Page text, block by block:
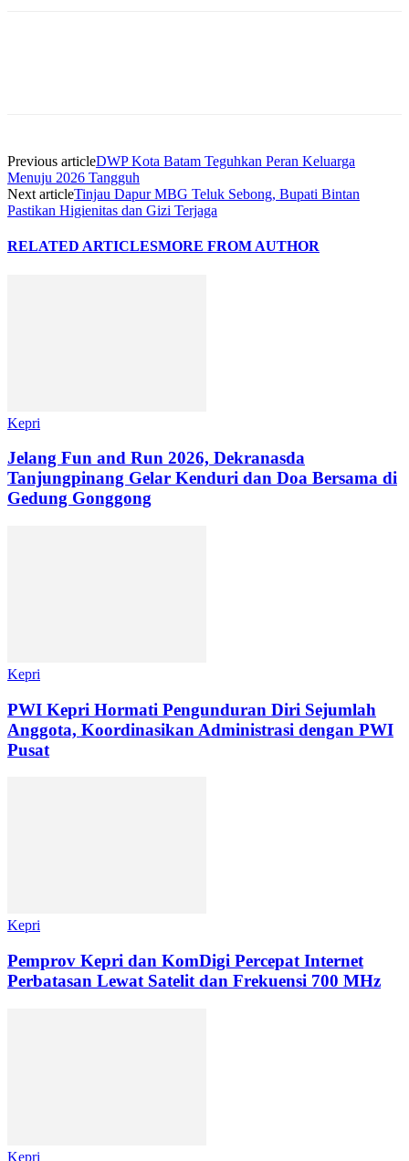
Previous articleDWP Kota Batam Teguhkan Peran Keluarga
Menuju 2026 Tangguh
Next articleTinjau Dapur MBG Teluk Sebong, Bupati Bintan
Pastikan Higienitas dan Gizi Terjaga
RELATED ARTICLESMORE FROM AUTHOR
Kepri
Jelang Fun and Run 2026, Dekranasda
Tanjungpinang Gelar Kenduri dan Doa Bersama di
Gedung Gonggong
Kepri
PWI Kepri Hormati Pengunduran Diri Sejumlah
Anggota, Koordinasikan Administrasi dengan PWI
Pusat
Kepri
Pemprov Kepri dan KomDigi Percepat Internet
Perbatasan Lewat Satelit dan Frekuensi 700 MHz
Kepri